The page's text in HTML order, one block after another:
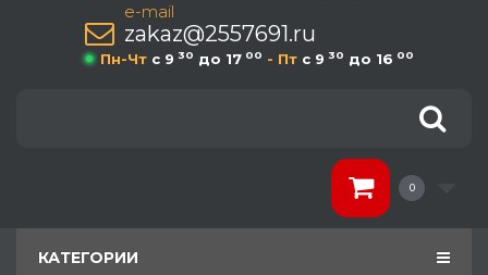
e-mail
zakaz@2557691.ru
Пн-Чт c 9 30 до 17 00 - Пт c 9 30 до 16 00
0
КАТЕГОРИИ